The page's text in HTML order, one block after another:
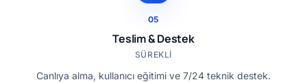
05
Teslim & Destek
SÜREKLI
Canlıya alma, kullanıcı eğitimi ve 7/24 teknik destek.